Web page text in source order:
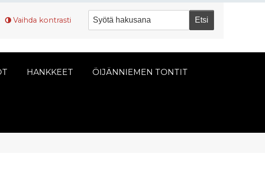
Vaihda kontrasti
HANKKEET ÖIJÄNNIEMEN TONTIT